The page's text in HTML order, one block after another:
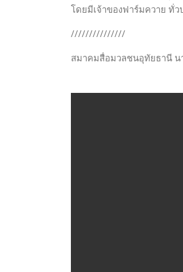
โดยมีเจ้าของฟาร์มควาย ทั่ว
///////////////
สมาคมสื่อมวลชนอุทัยธานี